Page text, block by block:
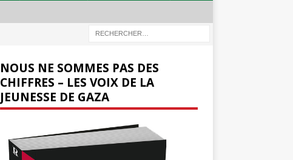
NOUS NE SOMMES PAS DES
CHIFFRES – LES VOIX DE LA
JEUNESSE DE GAZA